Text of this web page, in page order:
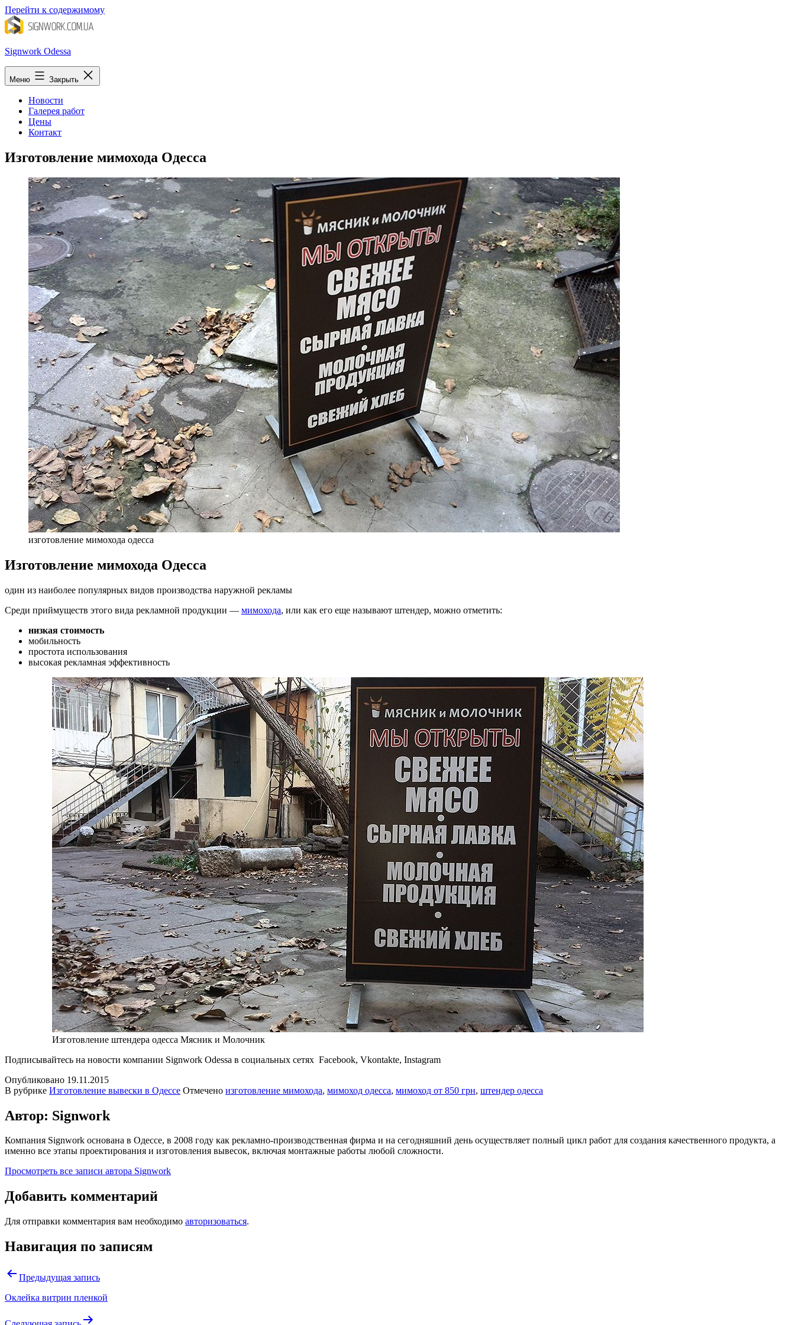
Перейти к содержимому
Signwork Odessa
Меню Закрыть
Новости
Галерея работ
Цены
Контакт
Изготовление мимохода Одесса
изготовление мимохода одесса
Изготовление мимохода Одесса
один из наиболее популярных видов производства наружной рекламы
Среди приймуществ этого вида рекламной продукции — мимохода, или как его еще называют штендер, можно отметить:
низкая стоимость
мобильность
простота использования
высокая рекламная эффективность
Изготовление штендера одесса Мясник и Молочник
Подписывайтесь на новости компании Signwork Odessa в cоциальных сетях Facebook, Vkontakte, Instagram
Опубликовано 19.11.2015
В рубрике Изготовление вывески в Одессе Отмечено изготовление мимохода, мимоход одесса, мимоход от 850 грн, штендер одесса
Автор: Signwork
Компания Signwork основана в Одессе, в 2008 году как рекламно-производственная фирма и на сегодняшний день осуществляет полный цикл работ для создания качественного продукта, а
именно все этапы проектирования и изготовления вывесок, включая монтажные работы любой сложности.
Просмотреть все записи автора Signwork
Добавить комментарий
Для отправки комментария вам необходимо авторизоваться.
Навигация по записям
Предыдущая запись
Оклейка витрин пленкой